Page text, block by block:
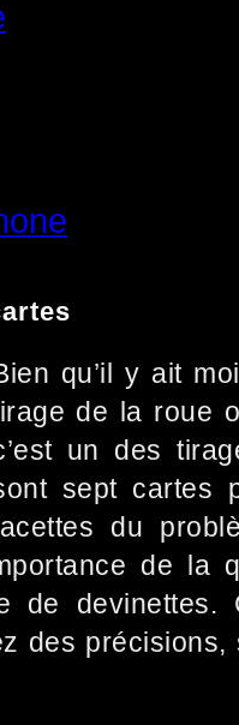
qu’il y ait
de la roue
un des
sept cartes
du
de la
de devinettes.
des